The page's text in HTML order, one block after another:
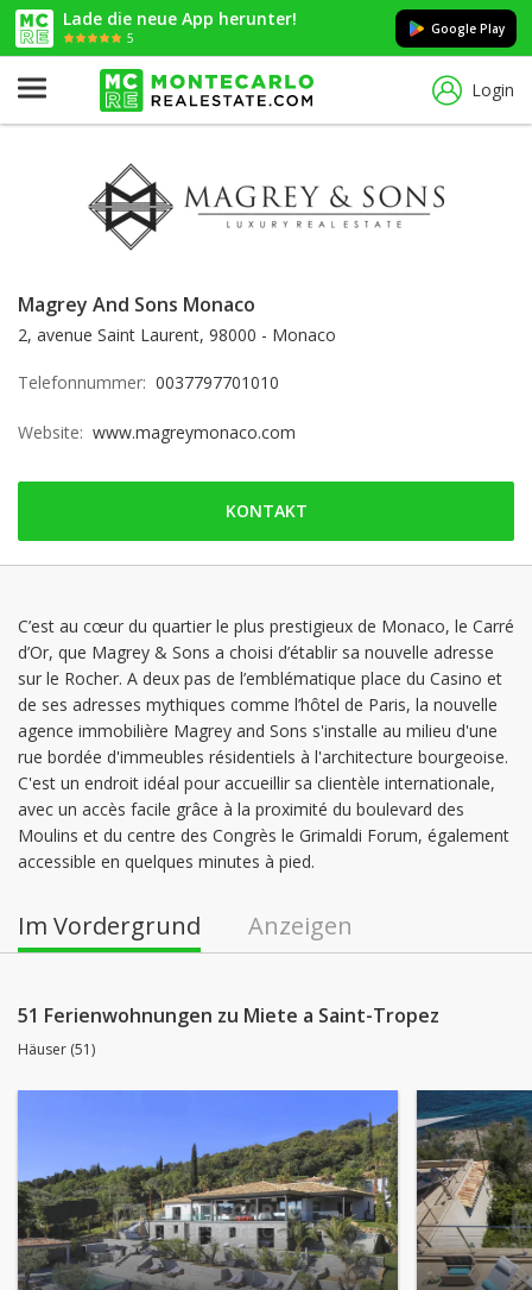
Lade die neue App herunter!
5
Google Play
Login
Magrey And Sons Monaco
2, avenue Saint Laurent, 98000 - Monaco
Telefonnummer: 0037797701010
Website: www.magreymonaco.com
KONTAKT
C’est au cœur du quartier le plus prestigieux de Monaco, le Carré
d’Or, que Magrey & Sons a choisi d’établir sa nouvelle adresse
sur le Rocher. A deux pas de l’emblématique place du Casino et
de ses adresses mythiques comme l’hôtel de Paris, la nouvelle
agence immobilière Magrey and Sons s'installe au milieu d'une
rue bordée d'immeubles résidentiels à l'architecture bourgeoise.
C'est un endroit idéal pour accueillir sa clientèle internationale,
avec un accès facile grâce à la proximité du boulevard des
Moulins et du centre des Congrès le Grimaldi Forum, également
accessible en quelques minutes à pied.
Im Vordergrund Anzeigen
51 Ferienwohnungen zu Miete a Saint-Tropez
Häuser (51)